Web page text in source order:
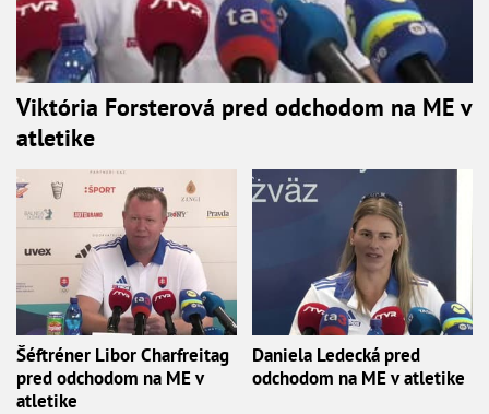
Viktória Forsterová pred odchodom na ME v
atletike
Šéftréner Libor Charfreitag
pred odchodom na ME v
atletike
Daniela Ledecká pred
odchodom na ME v atletike